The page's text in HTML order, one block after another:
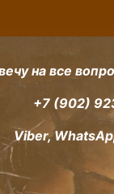
на все
+7 (902)
Viber,